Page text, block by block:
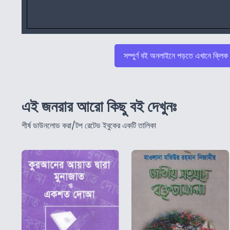
সম্পুর্ণ বই অনলাইনে পড়তে এখানে
এই জনরার আরো কিছু বই দেখুনঃ
শীর্ষ ডাউনলোড করা/টপ রেটেড ইবুকের একটি তালিকা